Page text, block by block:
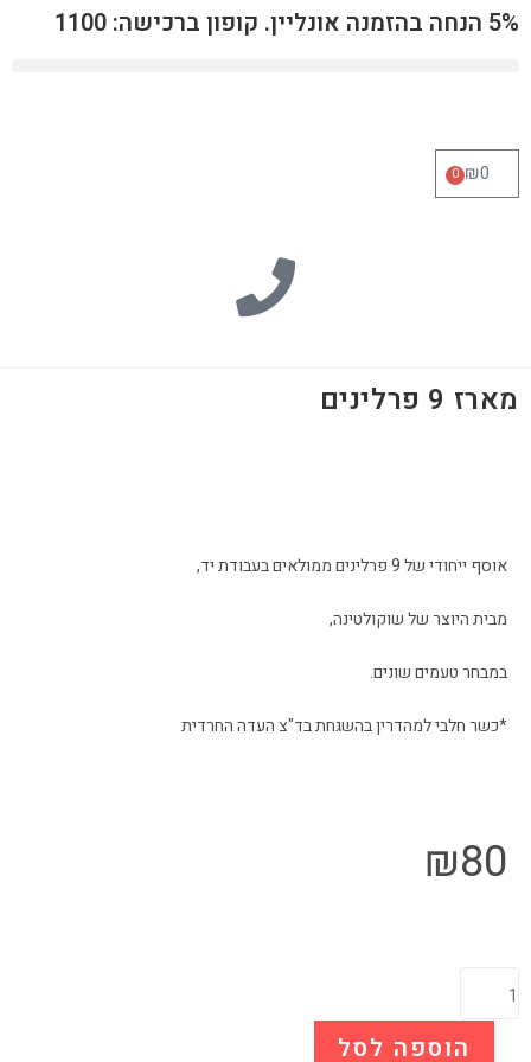
5% הנחה בהזמנה אונליין. קופון ברכישה: 1100
₪0
0
מארז 9 פרלינים
אוסף ייחודי של 9 פרלינים ממולאים בעבודת יד,
מבית היוצר של שוקולטינה,
במבחר טעמים שונים.
*כשר חלבי למהדרין בהשגחת בד"צ העדה החרדית
₪80
הוספה לסל